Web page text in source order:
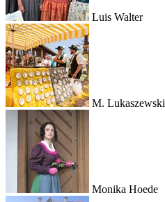
Luis Walter
M. Lukaszewski
Monika Hoede